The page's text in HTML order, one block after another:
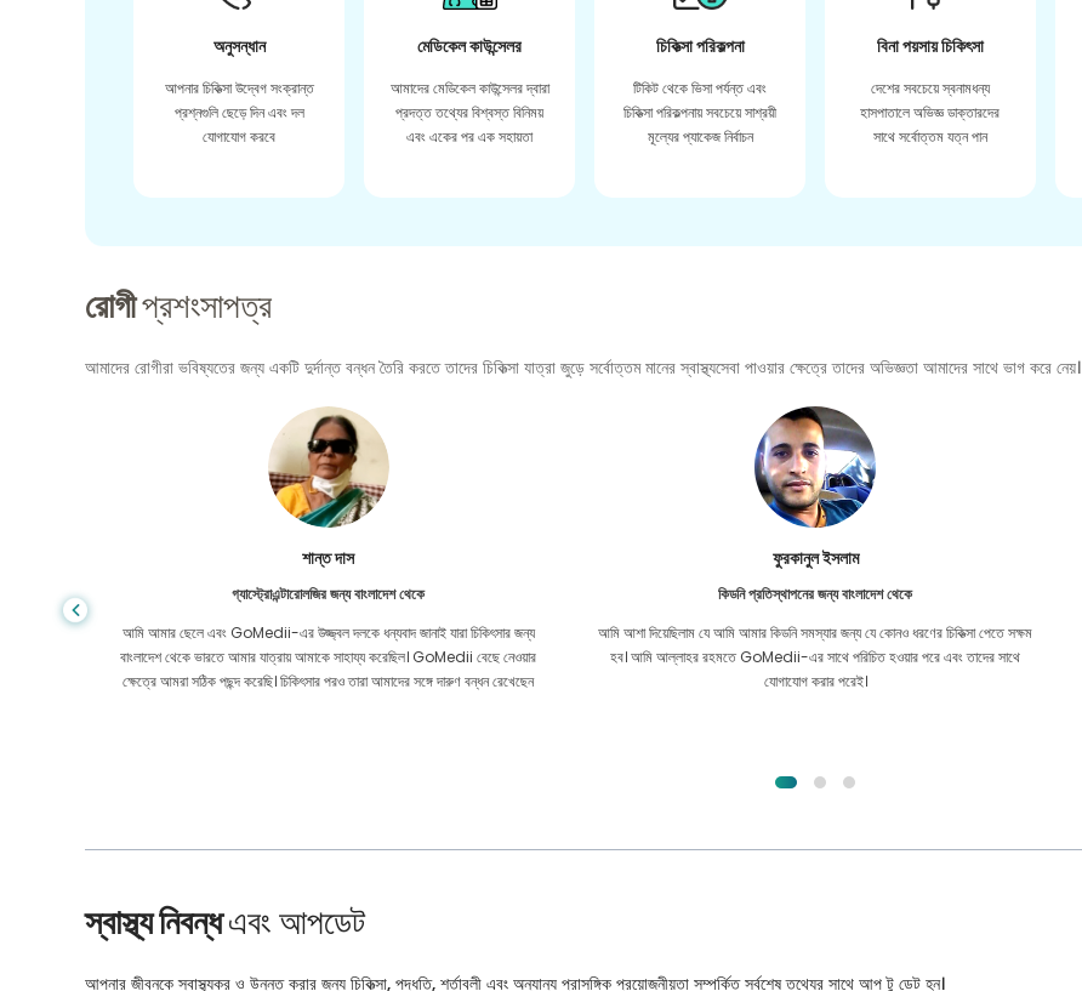
অনুসন্ধান
আপনার চিকিত্সা উদ্বেগ সংক্রান্ত
প্রশ্নগুলি ছেড়ে দিন এবং দল
যোগাযোগ করবে
মেডিকেল কাউন্সেলর
আমাদের মেডিকেল কাউন্সেলর দ্বারা
প্রদত্ত তথ্যের বিশ্বস্ত বিনিময়
এবং একের পর এক সহায়তা
চিকিত্সা পরিকল্পনা
টিকিট থেকে ভিসা পর্যন্ত এবং
চিকিত্সা পরিকল্পনায় সবচেয়ে সাশ্রয়ী
মূল্যের প্যাকেজ নির্বাচন
বিনা পয়সায় চিকিৎসা
দেশের সবচেয়ে স্বনামধন্য
হাসপাতালে অভিজ্ঞ ডাক্তারদের
সাথে সর্বোত্তম যত্ন পান
রোগীপ্রশংসাপত্র
আমাদের রোগীরা ভবিষ্যতের জন্য একটি দুর্দান্ত বন্ধন তৈরি করতে তাদের চিকিত্সা যাত্রা জুড়ে সর্বোত্তম মানের স্বাস্থ্যসেবা পাওয়ার ক্ষেত্রে তাদের অভিজ্ঞতা আমাদের সাথে ভাগ করে নেয়।
শান্ত দাস
গ্যাস্ট্রোএন্টারোলজির জন্য বাংলাদেশ থেকে
আমি আমার ছেলে এবং GoMedii-এর উজ্জ্বল দলকে ধন্যবাদ জানাই যারা চিকিৎসার জন্য
বাংলাদেশ থেকে ভারতে আমার যাত্রায় আমাকে সাহায্য করেছিল। GoMedii বেছে নেওয়ার
ক্ষেত্রে আমরা সঠিক পছন্দ করেছি। চিকিৎসার পরও তারা আমাদের সঙ্গে দারুণ বন্ধন রেখেছেন
ফুরকানুল ইসলাম
কিডনি প্রতিস্থাপনের জন্য বাংলাদেশ থেকে
আমি আশা দিয়েছিলাম যে আমি আমার কিডনি সমস্যার জন্য যে কোনও ধরণের চিকিত্সা পেতে সক্ষম
হব। আমি আল্লাহর রহমতে GoMedii-এর সাথে পরিচিত হওয়ার পরে এবং তাদের সাথে
যোগাযোগ করার পরেই।
স্বাস্থ্য নিবন্ধএবং আপডেট
আপনার জীবনকে স্বাস্থ্যকর ও উন্নত করার জন্য চিকিত্সা, পদ্ধতি, শর্তাবলী এবং অন্যান্য প্রাসঙ্গিক প্রয়োজনীয়তা সম্পর্কিত সর্বশেষ তথ্যের সাথে আপ টু ডেট হন।